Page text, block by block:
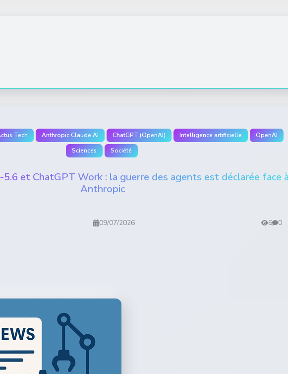
Tech Anthropic Claude AI ChatGPT (OpenAI) Intelligence artificielle
OpenAI
Sciences
Société
5.6 et ChatGPT Work : la guerre des agents est déclarée face
Anthropic
09/07/2026 6 0